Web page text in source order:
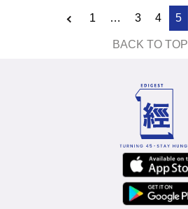
1 … 3 4 5
BACK TO TOP